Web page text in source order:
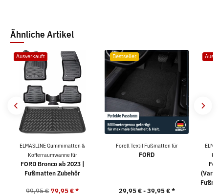
Ähnliche Artikel
Ausverkauft
ELMASLINE Gummimatten &
Kofferraumwanne für
FORD Bronco ab 2023 |
Fußmatten Zubehör
99,95 € 79,95 €*
Bestseller
Forell Textil Fußmatten für
FORD
29,95 € -39,95 €*